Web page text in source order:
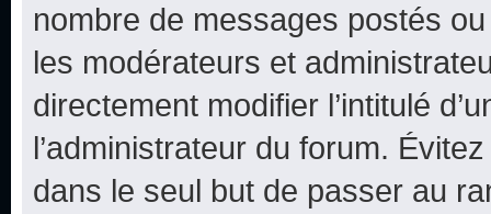
nombre de messages postés
les modérateurs et
directement modifier l’intitulé
l’administrateur du forum.
dans le seul but de passer au